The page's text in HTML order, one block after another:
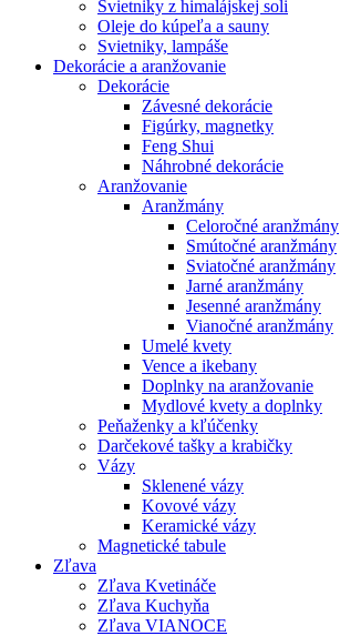
Svietniky z himalájskej soli
Oleje do kúpeľa a sauny
Svietniky, lampáše
Dekorácie a aranžovanie
Dekorácie
Závesné dekorácie
Figúrky, magnetky
Feng Shui
Náhrobné dekorácie
Aranžovanie
Aranžmány
Celoročné aranžmány
Smútočné aranžmány
Sviatočné aranžmány
Jarné aranžmány
Jesenné aranžmány
Vianočné aranžmány
Umelé kvety
Vence a ikebany
Doplnky na aranžovanie
Mydlové kvety a doplnky
Peňaženky a kľúčenky
Darčekové tašky a krabičky
Vázy
Sklenené vázy
Kovové vázy
Keramické vázy
Magnetické tabule
Zľava
Zľava Kvetináče
Zľava Kuchyňa
Zľava VIANOCE